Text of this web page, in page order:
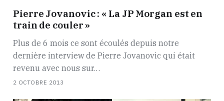
Pierre Jovanovic : « La JP Morgan est en
train de couler »
Plus de 6 mois ce sont écoulés depuis notre
dernière interview de Pierre Jovanovic qui était
revenu avec nous sur…
2 OCTOBRE 2013